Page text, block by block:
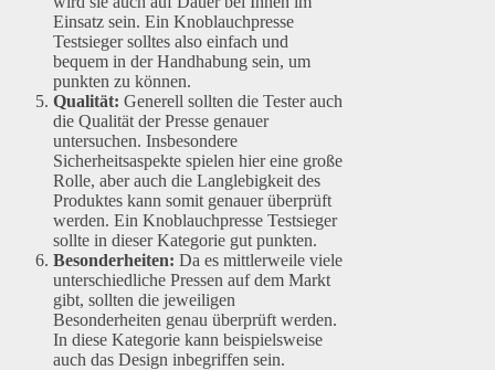
Einsatz sein. Ein Knoblauchpresse
Testsieger solltes also einfach und
bequem in der Handhabung sein, um
punkten zu können.
Qualität: Generell sollten die Tester auch
die Qualität der Presse genauer
untersuchen. Insbesondere
Sicherheitsaspekte spielen hier eine große
Rolle, aber auch die Langlebigkeit des
Produktes kann somit genauer überprüft
werden. Ein Knoblauchpresse Testsieger
sollte in dieser Kategorie gut punkten.
Besonderheiten: Da es mittlerweile viele
unterschiedliche Pressen auf dem Markt
gibt, sollten die jeweiligen
Besonderheiten genau überprüft werden.
In diese Kategorie kann beispielsweise
auch das Design inbegriffen sein.